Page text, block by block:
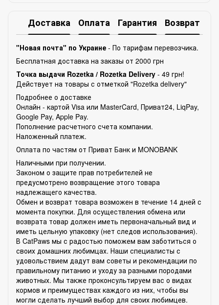
Доставка Оплата Гарантия Возврат
"Новая почта" по Украине - По тарифам перевозчика.
Бесплатная доставка на заказы от 2000 грн
Точка выдачи Rozetka / Rozetka Delivery - 49 грн!
Действует на товары с отметкой "Rozetka delivery"
Подробнее о доставке
Онлайн - картой Visa или MasterCard, Приват24, LiqPay,
Google Pay, Apple Pay.
Пополнение расчетного счета компании.
Наложенный платеж.
Оплата по частям от Приват Банк и MONOBANK
Наличными при получении.
Законом о защите прав потребителей не
предусмотрено возвращение этого товара
надлежащего качества.
Обмен и возврат товара возможен в течение 14 дней с
момента покупки. Для осуществления обмена или
возврата товар должен иметь первоначальный вид и
иметь цельную упаковку (нет следов использования).
В CatPaws мы с радостью поможем вам заботиться о
своих домашних любимцах. Наши специалисты с
удовольствием дадут вам советы и рекомендации по
правильному питанию и уходу за разными породами
животных. Мы также проконсультируем вас о видах
кормов и преимуществах каждого из них, чтобы вы
могли сделать лучший выбор для своих любимцев.